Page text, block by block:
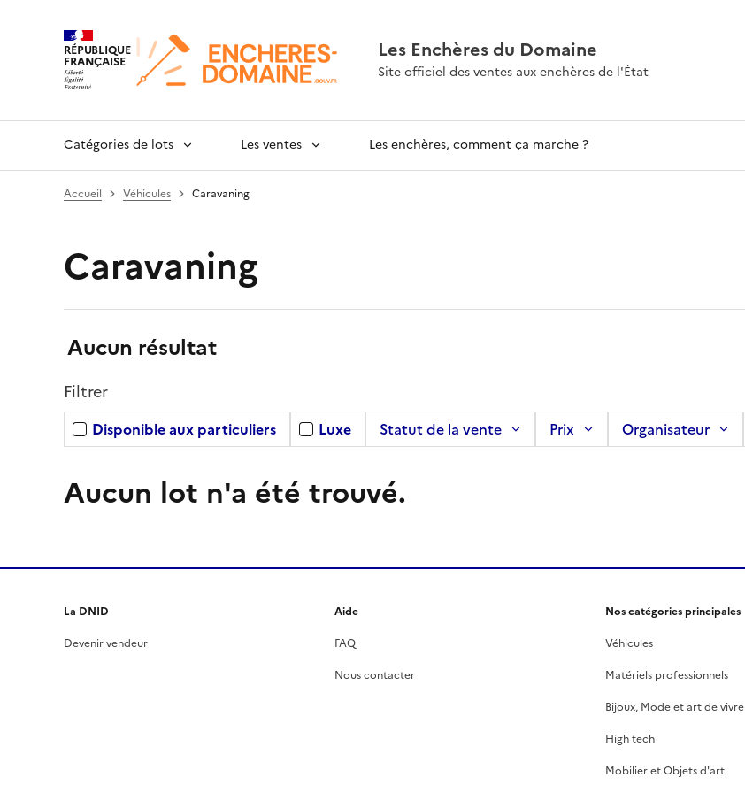
RÉPUBLIQUE
FRANÇAISE Les Enchères du Domaine
Site officiel des ventes aux enchères de l'État
Catégories de lots Les ventes Les enchères, comment ça marche ?
Accueil Véhicules Caravaning
Caravaning
Résultats:
Aucun résultat
Filtrer
Disponible aux particuliers Luxe Statut de la vente Prix Organisateur
Aucun lot n'a été trouvé.
La DNID
Devenir vendeur
Aide
FAQ
Nous contacter
Nos catégories principales
Véhicules
Matériels professionnels
Bijoux, Mode et art de vivre
High tech
Mobilier et Objets d'art